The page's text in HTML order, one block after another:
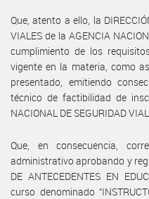
Que, atento a ello, la
VIALES de la AGENCIA
cumplimiento de los
vigente en la materia, como
presentado, emitiendo
técnico de factibilidad de
NACIONAL DE SEGURIDAD VIAL.
Que, en consecuencia,
administrativo aprobando y
DE ANTECEDENTES EN
curso denominado